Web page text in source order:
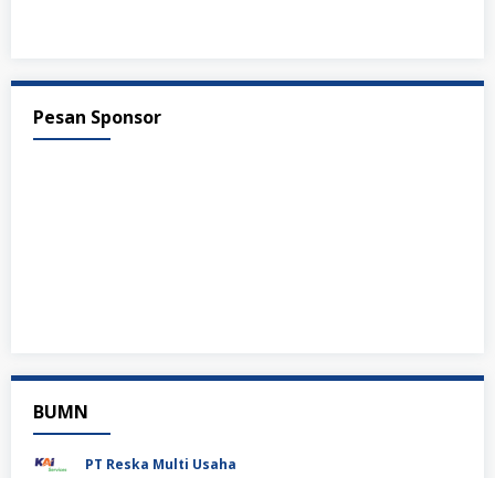
Pesan Sponsor
BUMN
PT Reska Multi Usaha